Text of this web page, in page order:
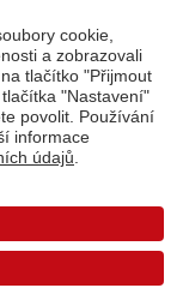
nebo objednávek,
- Pá: 8:00 - 16:00]